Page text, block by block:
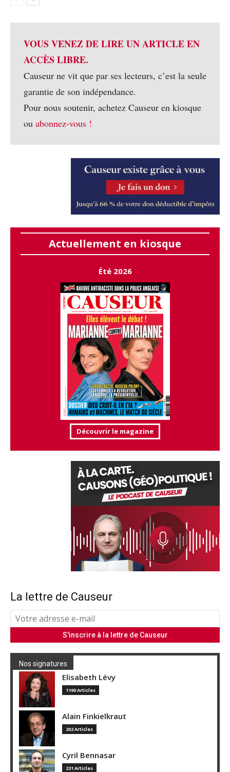
VOUS VENEZ DE LIRE UN ARTICLE EN
ACCÈS LIBRE.
Causeur ne vit que par ses lecteurs, c’est la seule
garantie de son indépendance.
Pour nous soutenir, achetez Causeur en kiosque
ou abonnez-vous !
Actuellement en kiosque
Été 2026
Découvrir le magazine
La lettre de Causeur
Nos signatures
Elisabeth Lévy
1190 Articles
Alain Finkielkraut
202 Articles
Cyril Bennasar
231 Articles